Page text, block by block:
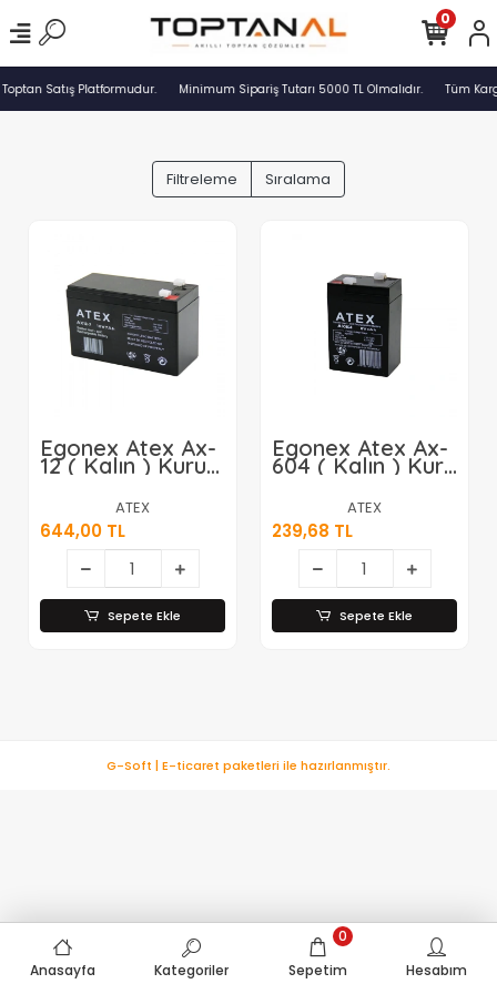
Satış Platformudur. Minimum Sipariş Tutarı 5000 TL Olmalıdır. Tüm
0
Filtreleme Sıralama
Egonex Atex Ax-
12 ( Kalın ) Kuru
Akü ( 12v-7ah )
Amper*10
ATEX
644,00 TL
Sepete Ekle
Egonex Atex Ax-
604 ( Kalın ) Kuru
Akü 6v-4ah
Amper*20
ATEX
239,68 TL
Sepete Ekle
Anasayfa Kategoriler Sepetim
0
Hesabım
G-Soft | E-ticaret paketleri ile hazırlanmıştır.